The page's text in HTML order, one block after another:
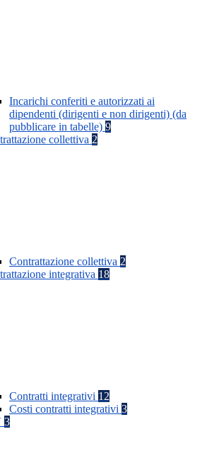
Incarichi conferiti e autorizzati ai
dipendenti (dirigenti e non dirigenti) (da
pubblicare in tabelle) 9
collettiva 2
Contrattazione collettiva 2
integrativa 18
Contratti integrativi 12
Costi contratti integrativi 3
3